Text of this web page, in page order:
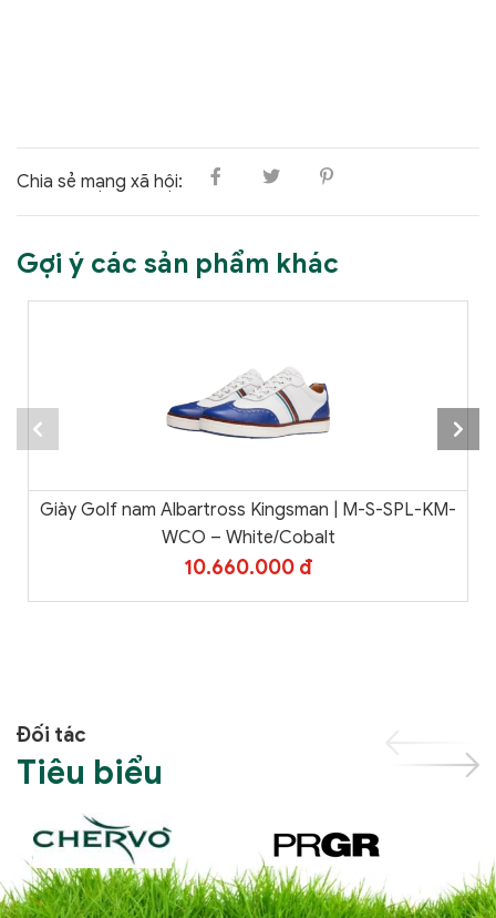
Chia sẻ mạng xã hội:
Gợi ý các sản phẩm khác
Giày Golf nam Albartross Kingsman | M-S-SPL-KM-
WCO – White/Cobalt
10.660.000 đ
Đối tác
Tiêu biểu